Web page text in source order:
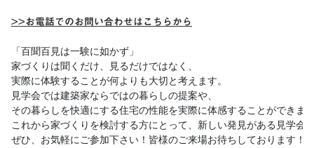
>>お電話でのお問い合わせはこちらから
「百聞百見は一験に如かず」
家づくりは聞くだけ、見るだけではなく、
実際に体験することが何よりも大切と考えます。
見学会では建築家ならではの暮らしの提案や、
その暮らしを快適にする住宅の性能を実際に体感することができま
これから家づくりを検討する方にとって、新しい発見がある見学会
ぜひ、お気軽にご参加下さい！皆様のご来場お待ちしております！